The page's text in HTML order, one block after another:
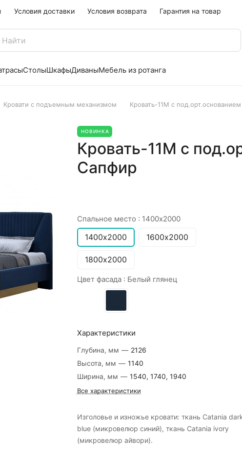
Условия доставки Условия возврата Гарантия на товар
СтолыШкафыДиваныМебель из ротанга
Кровати с подъемным механизмом Кровать-11М с
НОВИНКА
Кровать-11М с
Сапфир
Спальное место : 1400х2000
1400х2000 1600х2000
1800х2000
Цвет фасада : Белый глянец
Характеристики
Глубина, мм — 2126
Высота, мм — 1140
Ширина, мм — 1540, 1740, 1940
Все характеристики
Изголовье и изножье кровати: ткань Catania
blue (микровелюр синий), ткань Catania ivory
(микровелюр айвори).